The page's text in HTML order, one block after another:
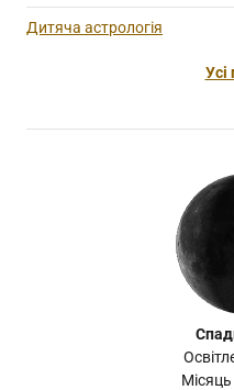
Дитяча астрологія
Усі